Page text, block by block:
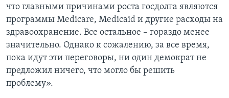
что главными причинами роста госдолга являются
программы Medicare, Medicaid и другие расходы на
здравоохранение. Все остальное – гораздо менее
значительно. Однако к сожалению, за все время,
пока идут эти переговоры, ни один демократ не
предложил ничего, что могло бы решить
проблему».